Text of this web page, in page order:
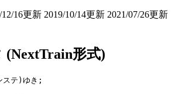
16更新 2019/10/14更新 2021/07/26更新
(NextTrain形式)
ステ)ゆき;